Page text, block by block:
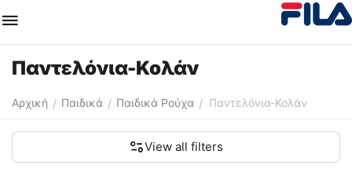
Παντελόνια-Κολάν
Αρχική / Παιδικά / Παιδικά Ρούχα / Παντελόνια-Κολάν
View all filters